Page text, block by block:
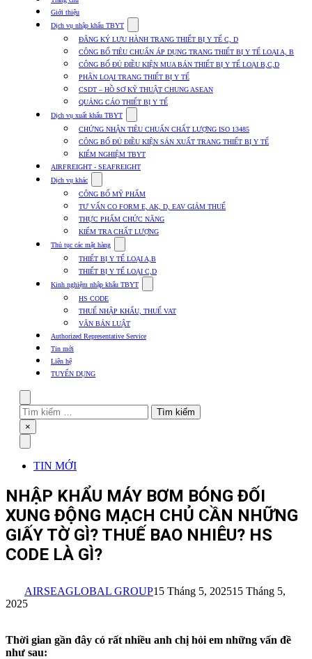
Giới thiệu
Dịch vụ nhập khẩu TBYT
submenu
for
Dịch
vụ
nhập
khẩu
TBYT
ĐĂNG KÝ LƯU HÀNH TRANG THIẾT BỊ Y TẾ C, D
CÔNG BỐ TIÊU CHUẨN ÁP DỤNG TRANG THIẾT BỊ Y TẾ LOẠI A, B
CÔNG BỐ ĐỦ ĐIỀU KIỆN MUA BÁN THIẾT BỊ Y TẾ LOẠI B,C,D
PHÂN LOẠI TRANG THIẾT BỊ Y TẾ
CSDT – HỒ SƠ KỸ THUẬT CHUNG ASEAN
QUẢNG CÁO THIẾT BỊ Y TẾ
Dịch vụ xuất khẩu TBYT
submenu
for
Dịch
vụ
xuất
TBYT
CHỨNG NHẬN TIÊU CHUẨN CHẤT LƯỢNG ISO 13485
CÔNG BỐ ĐỦ ĐIỀU KIỆN SẢN XUẤT TRANG THIẾT BỊ Y TẾ
KIỂM NGHIỆM TBYT
AIRFREIGHT - SEAFREIGHT
Dịch vụ khác
submenu
for
Dịch
vụ
khác
CÔNG BỐ MỸ PHẨM
TƯ VẤN CO FORM E, AK, D, EAV GIẢM THUẾ
THỰC PHẨM CHỨC NĂNG
KIỂM TRA CHẤT LƯỢNG
Thủ tục các mặt hàng
submenu
for
Thủ
tục
mặt
hàng
THIẾT BỊ Y TẾ LOẠI A,B
THIẾT BỊ Y TẾ LOẠI C,D
Kinh nghiệm nhập khẩu TBYT
submenu
Kinh
HS CODE
THUẾ NHẬP KHẨU, THUẾ VAT
VĂN BẢN LUẬT
Authorized Representative Service
Tin mới
Liên hệ
TUYỂN DỤNG
Tìm
kiếm
cho:
Close
×
TIN MỚI
NHẬP KHẨU MÁY BƠM BÓNG ĐỐI
XUNG ĐỘNG MẠCH CHỦ CẦN NHỮNG
GIẤY TỜ GÌ? THUẾ BAO NHIÊU? HS
CODE LÀ GÌ?
AIRSEAGLOBAL GROUP15 Tháng 5, 202515 Tháng 5,
2025
Thời gian gần đây có rất nhiều anh chị hỏi em những vấn đề
như sau: